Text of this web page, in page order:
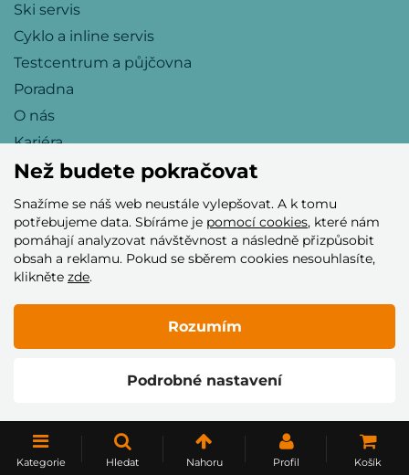
Ski servis
Cyklo a inline servis
Testcentrum a půjčovna
Poradna
O nás
Kariéra
Přijímáme tyto platební karty
© 2005–2026 Helia Trade s.r.o.
Kategorie Hledat Nahoru Profil Košík
Než budete pokračovat
Snažíme se náš web neustále vylepšovat. A k tomu
potřebujeme data. Sbíráme je pomocí cookies, které nám
pomáhají analyzovat návštěvnost a následně přizpůsobit
obsah a reklamu. Pokud se sběrem cookies nesouhlasíte,
klikněte zde.
Podrobné nastavení
Rozumím